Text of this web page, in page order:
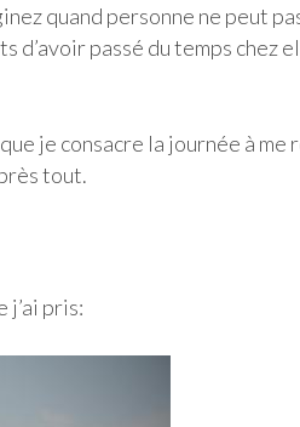
quand personne ne peut
d’avoir passé du temps chez
je consacre la journée à me
tout.
j’ai pris: